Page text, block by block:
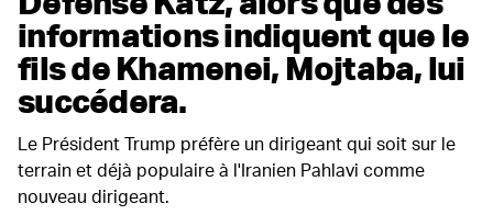
informations indiquent que le
fils de Khamenei, Mojtaba, lui
succédera.
Le Président Trump préfère un dirigeant qui soit sur le
terrain et déjà populaire à l'Iranien Pahlavi comme
nouveau dirigeant.